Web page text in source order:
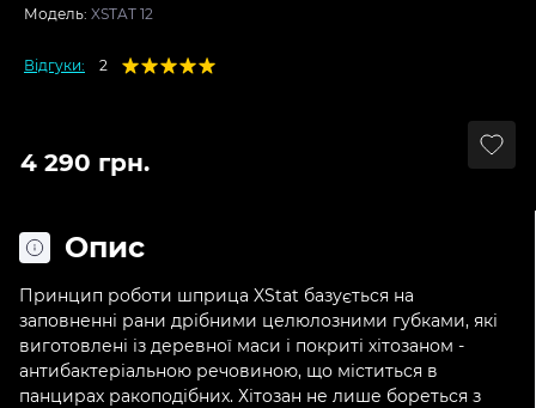
Модель: XSTAT 12
Відгуки: 2
4 290 грн.
Опис
Принцип роботи шприца XStat базується на
заповненні рани дрібними целюлозними губками, які
виготовлені із деревної маси і покриті хітозаном -
антибактеріальною речовиною, що міститься в
панцирах ракоподібних. Хітозан не лише бореться з